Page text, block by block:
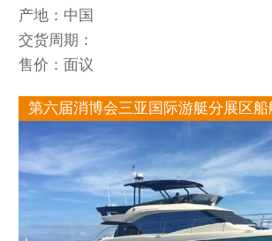
产地：中国
交货周期：
售价：面议
第六届消博会三亚国际游艇分展区船